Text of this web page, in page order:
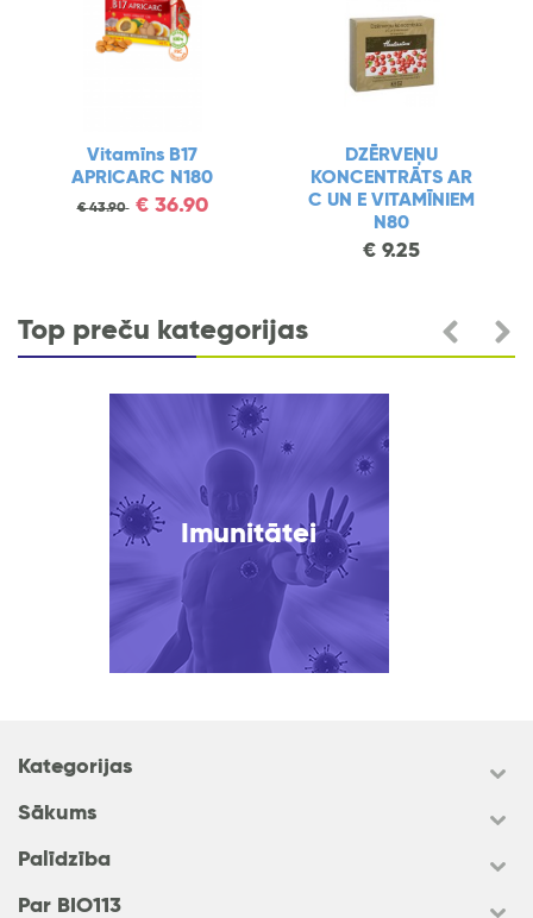
Vitamīns B17
APRICARC N180
€43.90 € 36.90
DZĒRVEŅU
KONCENTRĀTS AR
C UN E VITAMĪNIEM
N80
€ 9.25
Top preču kategorijas
Imunitātei
Kategorijas
Sākums
Palīdzība
Par BIO113